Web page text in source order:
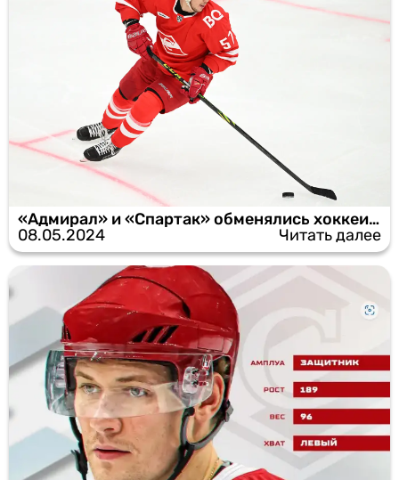
«Адмирал» и «Спартак» обменялись хоккеистами
08.05.2024
Читать далее